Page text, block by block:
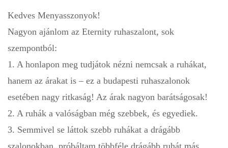
Kedves Menyasszonyok!
Nagyon ajánlom az Eternity ruhaszalont, sok
szempontból:
1. A honlapon meg tudjátok nézni nemcsak a ruhákat,
hanem az árakat is – ez a budapesti ruhaszalonok
esetében nagy ritkaság! Az árak nagyon barátságosak!
2. A ruhák a valóságban még szebbek, és egyediek.
3. Semmivel se láttok szebb ruhákat a drágább
szalonokban, próbáltam többféle drágább ruhát más